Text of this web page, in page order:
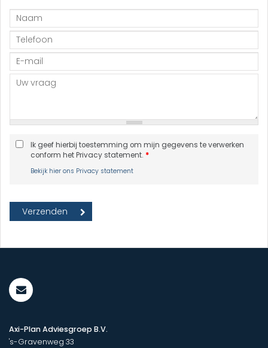
Ik geef hierbij toestemming om mijn gegevens te verwerken
conform het Privacy statement. *
Bekijk hier ons Privacy statement
Axi-Plan Adviesgroep B.V.
's-Gravenweg 33